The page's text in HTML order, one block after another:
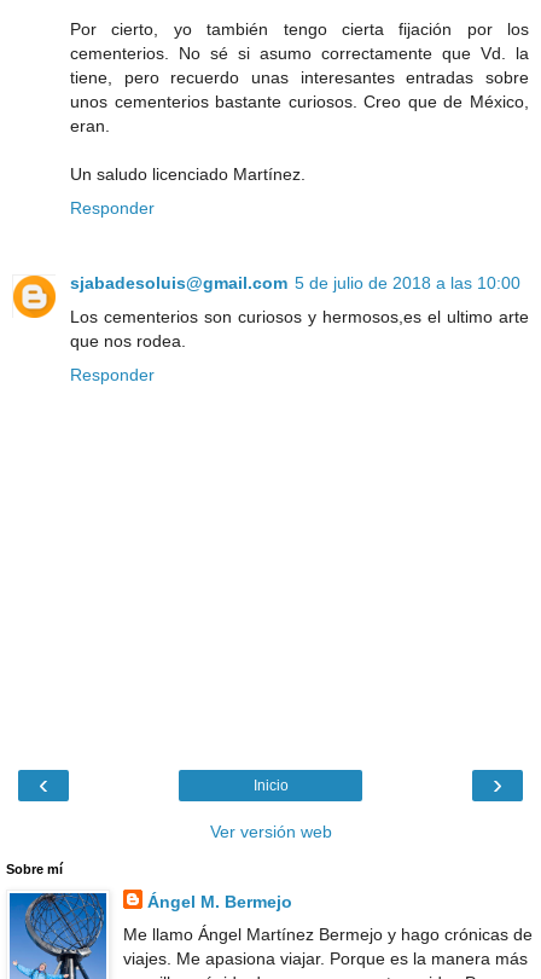
Por cierto, yo también tengo cierta fijación por los
cementerios. No sé si asumo correctamente que Vd. la
tiene, pero recuerdo unas interesantes entradas sobre
unos cementerios bastante curiosos. Creo que de México,
eran.
Un saludo licenciado Martínez.
Responder
sjabadesoluis@gmail.com 5 de julio de 2018 a las 10:00
Los cementerios son curiosos y hermosos,es el ultimo arte
que nos rodea.
Responder
‹ ›
Inicio
Ver versión web
Sobre mí
Ángel M. Bermejo
Me llamo Ángel Martínez Bermejo y hago crónicas de
viajes. Me apasiona viajar. Porque es la manera más